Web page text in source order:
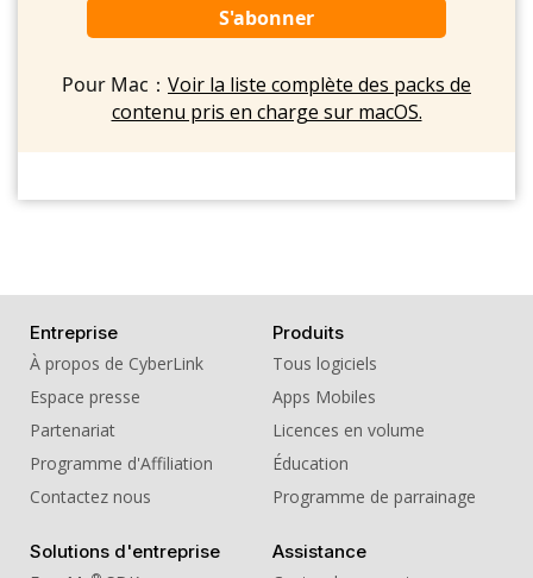
S'abonner
Pour Mac： Voir la liste complète des packs de
contenu pris en charge sur macOS.
Entreprise
À propos de CyberLink
Espace presse
Partenariat
Programme d'Affiliation
Contactez nous
Produits
Tous logiciels
Apps Mobiles
Licences en volume
Éducation
Programme de parrainage
Solutions d'entreprise
Assistance